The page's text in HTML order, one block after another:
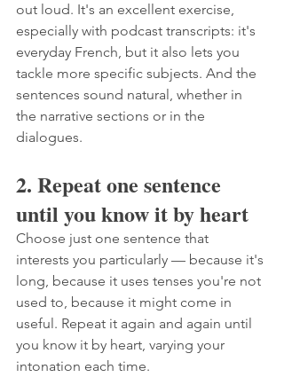
out loud. It's an excellent exercise,
especially with podcast transcripts: it's
everyday French, but it also lets you
tackle more specific subjects. And the
sentences sound natural, whether in
the narrative sections or in the
dialogues.
2. Repeat one sentence
until you know it by heart
Choose just one sentence that
interests you particularly — because it's
long, because it uses tenses you're not
used to, because it might come in
useful. Repeat it again and again until
you know it by heart, varying your
intonation each time.